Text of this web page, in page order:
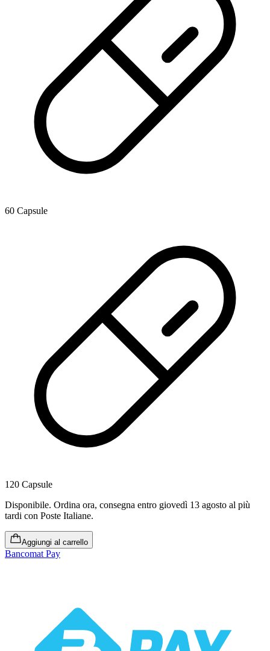
60 Capsule
120 Capsule
Disponibile. Ordina ora, consegna entro giovedì 13 agosto al più
tardi con Poste Italiane.
Aggiungi al carrello
Bancomat Pay